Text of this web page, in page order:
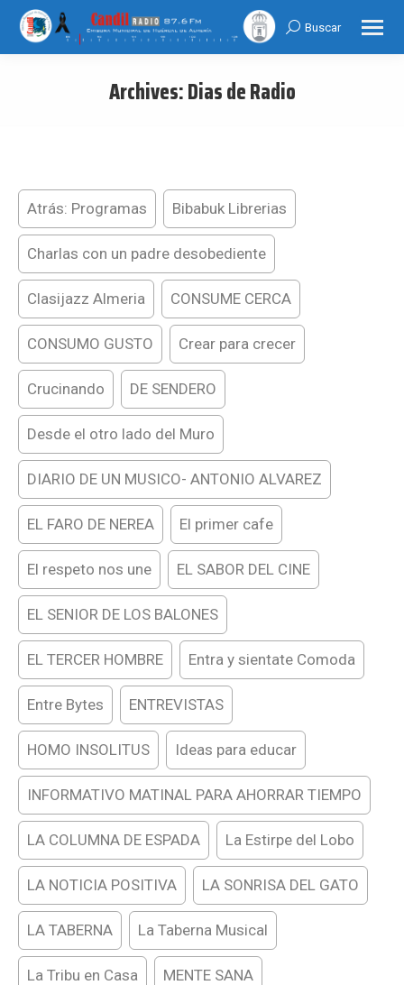
Search:
Buscar
Archives:Dias de Radio
Atrás: Programas Bibabuk Librerias
Charlas con un padre desobediente
Clasijazz Almeria CONSUME CERCA
CONSUMO GUSTO Crear para crecer
Crucinando DE SENDERO
Desde el otro lado del Muro
DIARIO DE UN MUSICO- ANTONIO ALVAREZ
EL FARO DE NEREA El primer cafe
El respeto nos une EL SABOR DEL CINE
EL SENIOR DE LOS BALONES
EL TERCER HOMBRE Entra y sientate Comoda
Entre Bytes ENTREVISTAS
HOMO INSOLITUS Ideas para educar
INFORMATIVO MATINAL PARA AHORRAR TIEMPO
LA COLUMNA DE ESPADA La Estirpe del Lobo
LA NOTICIA POSITIVA LA SONRISA DEL GATO
LA TABERNA La Taberna Musical
La Tribu en Casa MENTE SANA